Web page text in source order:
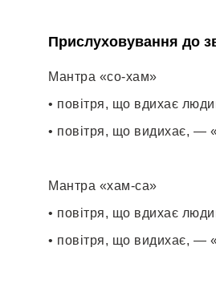
Прислуховування до
Мантра «со-хам»
• повітря, що вдихає
• повітря, що видихає, —
Мантра «хам-са»
• повітря, що вдихає
• повітря, що видихає, —